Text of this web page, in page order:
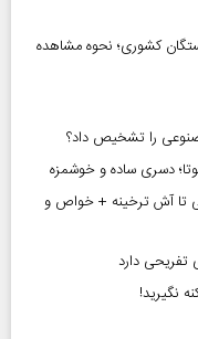
بازنشستگان کشوری؛ نحوه مشاهده
را تشخیص داد؟
دسری ساده و خوشمزه
تا آش ترخینه + خواص و
تفریحی دارد
نگیرید!